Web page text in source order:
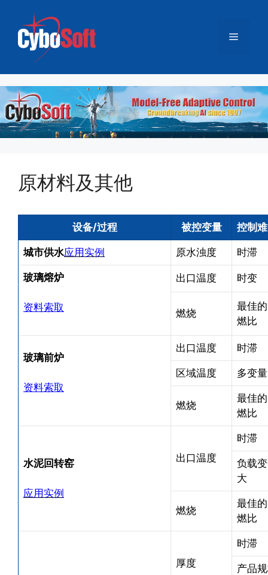
菜
单
原材料及其他
设备/过程 被控变量 控制
城市供水应用实例 原水浊度 时滞
玻璃熔炉
资料索取
出口温度 时变
燃烧
最佳
燃比
玻璃前炉
资料索取
出口温度 时滞
区域温度 多变量
燃烧
最佳
燃比
水泥回转窑
应用实例
出口温度
时滞
负载
大
燃烧
最佳
燃比
厚度
时滞
产品